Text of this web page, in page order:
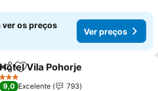
ver os preços
Ver preços
PartilharAdicionar aos favoritos
Hotel Vila Pohorje
3 Estrelas
9,0 Excelente
793